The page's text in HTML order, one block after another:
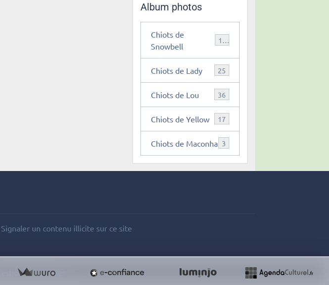
Album photos
Chiots de
Snowbell
Chiots de Lady 25
Chiots de Lou 36
Chiots de Yellow 17
Chiots de Maconha 3
Signaler un contenu illicite sur ce site
Gestion des cookies